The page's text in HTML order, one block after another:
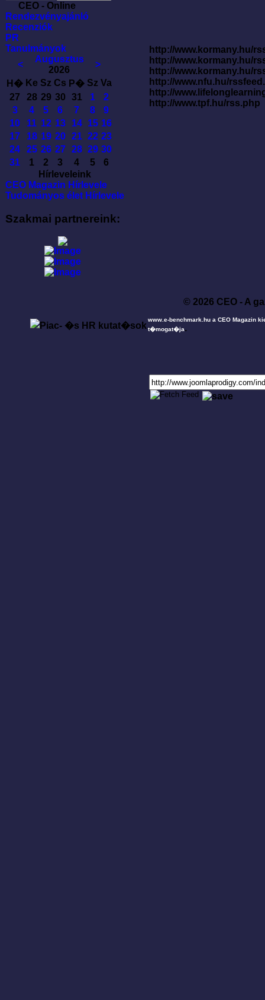
CEO - Online
Rendezvényajánló
Recenziók
PR
Tanulmányok
<
Augusztus
2026
>
H� Ke Sz Cs P� Sz Va
27
28 29 30 31 1
2
3
4 5 6 7 8
9
10
11 12 13 14 15 16
17
18 19 20 21 22 23
24
25 26 27 28 29 30
31
1 2 3 4 5
6
Hírleveleink
CEO Magazin Hírlevele
Tudományos élet Hírlevele
Szakmai partnereink:
http://www.kormany.hu/
http://www.kormany.hu/
http://www.kormany.hu/
http://www.nfu.hu/
http://
http://www.tpf.hu/rss.php
© 2026 CEO - A
www.e-benchmark.hu a CEO Magazin
t�mogat�ja.